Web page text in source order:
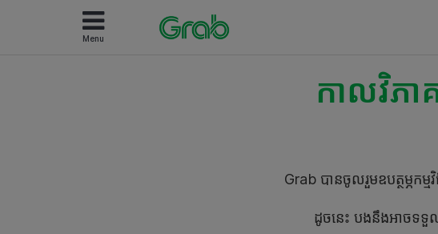
Menu
កាលវិភា
Grab បានចូលរួមឧបត្ថម្ភកម្
ដូចនេះ បងនឹងអាចទទួ